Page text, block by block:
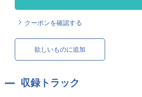
クーポンを確認する
欲しいものに追加
収録トラック